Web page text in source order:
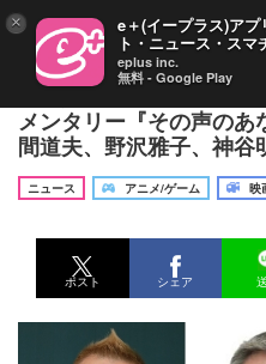
内海賢二さんの軌跡、
メンタリー『その声の
間道夫、野沢雅子、神谷
ニュース アニメ/ゲーム
映
ポスト シェア
× e＋(イープラス)アプ
ト・ニュース・スマ
eplus inc.
無料 - Google Play